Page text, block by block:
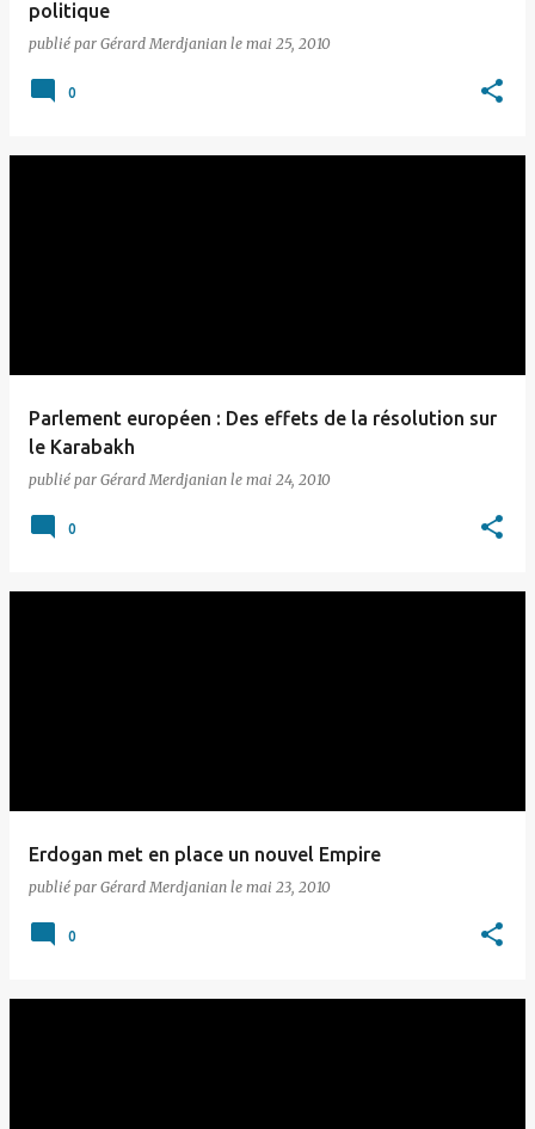
politique
publié par Gérard Merdjanian le mai 25, 2010
0
Parlement européen : Des effets de la résolution sur
le Karabakh
publié par Gérard Merdjanian le mai 24, 2010
0
Erdogan met en place un nouvel Empire
publié par Gérard Merdjanian le mai 23, 2010
0